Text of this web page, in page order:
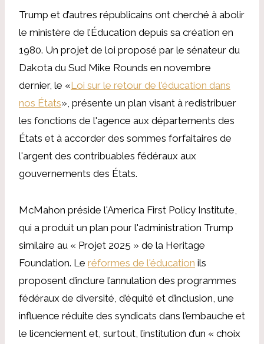
Trump et d’autres républicains ont cherché à abolir
le ministère de l’Éducation depuis sa création en
1980. Un projet de loi proposé par le sénateur du
Dakota du Sud Mike Rounds en novembre
dernier, le «Loi sur le retour de l'éducation dans
nos États», présente un plan visant à redistribuer
les fonctions de l'agence aux départements des
États et à accorder des sommes forfaitaires de
l'argent des contribuables fédéraux aux
gouvernements des États.
McMahon préside l'America First Policy Institute,
qui a produit un plan pour l'administration Trump
similaire au « Projet 2025 » de la Heritage
Foundation. Le réformes de l'éducation ils
proposent d’inclure l’annulation des programmes
fédéraux de diversité, d’équité et d’inclusion, une
influence réduite des syndicats dans l’embauche et
le licenciement et, surtout, l’institution d’un « choix